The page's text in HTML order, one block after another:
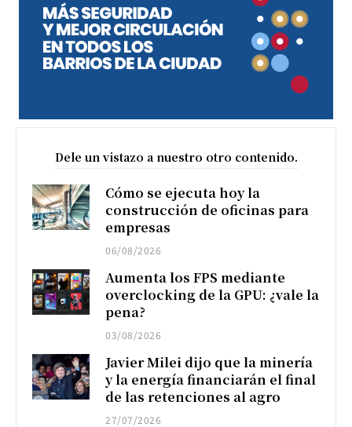
Dele un vistazo a nuestro otro contenido.
Cómo se ejecuta hoy la
construcción de oficinas para
empresas
06/08/2026
Aumenta los FPS mediante
overclocking de la GPU: ¿vale la
pena?
03/08/2026
Javier Milei dijo que la minería
y la energía financiarán el final
de las retenciones al agro
27/07/2026